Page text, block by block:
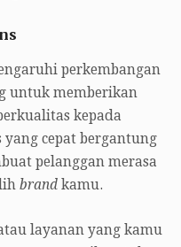
perkembangan
untuk memberikan
kepada
cepat bergantung
pelanggan merasa
brand kamu.
layanan yang kamu